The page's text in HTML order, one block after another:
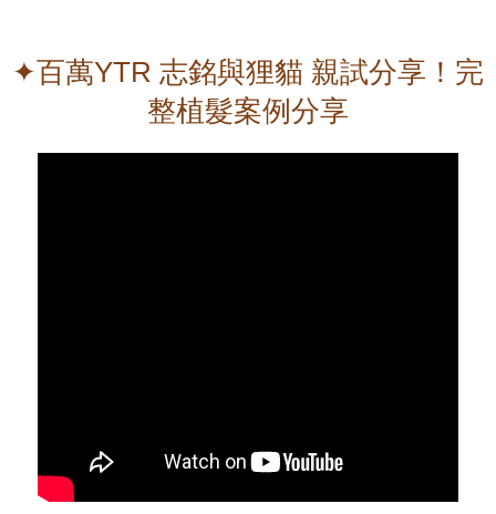
✦百萬YTR 志銘與狸貓 親試分享！完
整植髮案例分享